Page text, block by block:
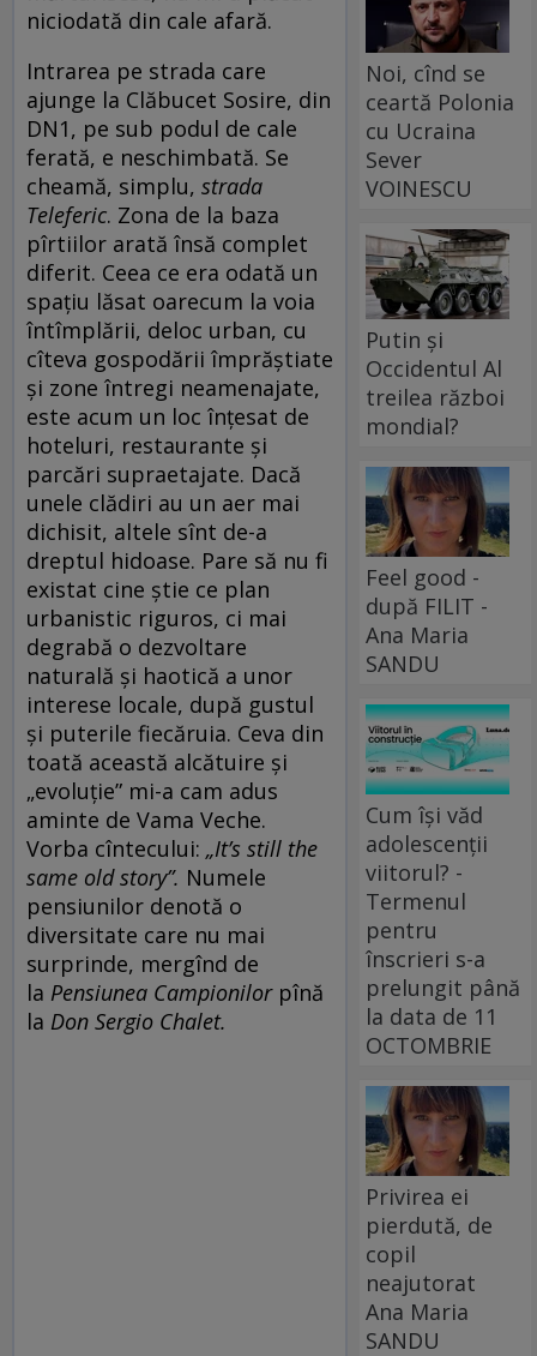
niciodată din cale afară.
Intrarea pe strada care
ajunge la Clăbucet Sosire, din
DN1, pe sub podul de cale
ferată, e neschimbată. Se
cheamă, simplu, strada
Teleferic. Zona de la baza
pîrtiilor arată însă complet
diferit. Ceea ce era odată un
spațiu lăsat oarecum la voia
întîmplării, deloc urban, cu
cîteva gospodării împrăștiate
și zone întregi neamenajate,
este acum un loc înțesat de
hoteluri, restaurante și
parcări supraetajate. Dacă
unele clădiri au un aer mai
dichisit, altele sînt de-a
dreptul hidoase. Pare să nu fi
existat cine știe ce plan
urbanistic riguros, ci mai
degrabă o dezvoltare
naturală și haotică a unor
interese locale, după gustul
și puterile fiecăruia. Ceva din
toată această alcătuire și
„evoluție” mi-a cam adus
aminte de Vama Veche.
Vorba cîntecului: „It’s still the
same old story”. Numele
pensiunilor denotă o
diversitate care nu mai
surprinde, mergînd de
la Pensiunea Campionilorpînă
la Don Sergio Chalet.
Noi, cînd se
ceartă Polonia
cu Ucraina
Sever
VOINESCU
Putin și
Occidentul Al
treilea război
mondial?
Feel good -
după FILIT -
Ana Maria
SANDU
Cum își văd
adolescenții
viitorul? -
Termenul
pentru
înscrieri s-a
prelungit până
la data de 11
OCTOMBRIE
Privirea ei
pierdută, de
copil
neajutorat
Ana Maria
SANDU